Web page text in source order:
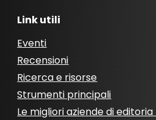
Link utili
Eventi
Recensioni
Ricerca e risorse
Strumenti principali
Le migliori aziende di